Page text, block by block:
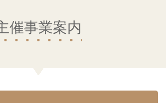
催事業案内